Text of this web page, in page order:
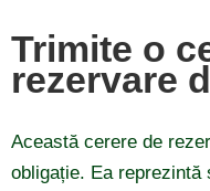
Trimite o
rezervare
Această cerere de
obligație. Ea reprezintă